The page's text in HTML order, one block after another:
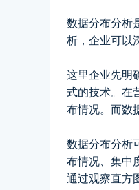
数据分布分析
析，企业可以
这里企业先明
式的技术。在
布情况。而数
数据分布分析
布情况、集中
通过观察直方